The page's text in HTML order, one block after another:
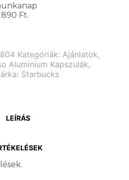
Ft.
Kategóriák: Ajánlatok,
Alumínium Kapszulák,
Starbucks
LEÍRÁS